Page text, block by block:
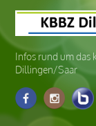
Infos rund um das
Dillingen/Saar